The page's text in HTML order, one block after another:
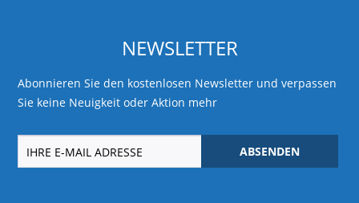
NEWSLETTER
Abonnieren Sie den kostenlosen Newsletter und verpassen
Sie keine Neuigkeit oder Aktion mehr
ABSENDEN